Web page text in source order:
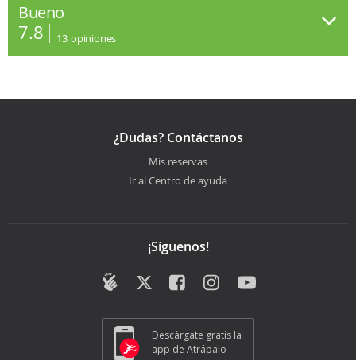
Bueno
7.8 13 opiniones
¿Dudas? Contáctanos
Mis reservas
Ir al Centro de ayuda
¡Síguenos!
Descárgate gratis la
app de Atrápalo